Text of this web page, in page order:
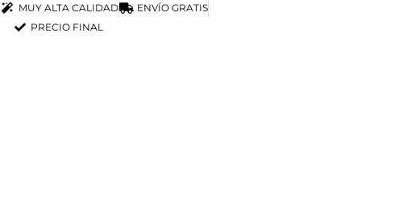
MUY ALTA CALIDAD
ENVÍO GRATIS
PRECIO FINAL